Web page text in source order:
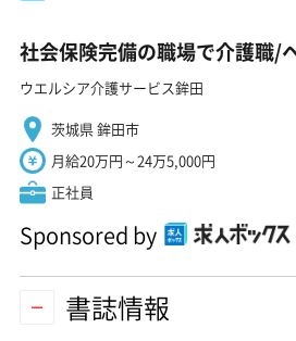
社会保険完備の職場で介護職/
ウエルシア介護サービス鉾田
茨城県 鉾田市
月給20万円～24万5,000円
正社員
Sponsored by
書誌情報